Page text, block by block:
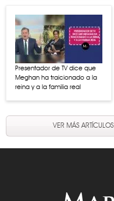
Presentador de TV dice que
Meghan ha traicionado a la
reina y a la familia real
VER MÁS